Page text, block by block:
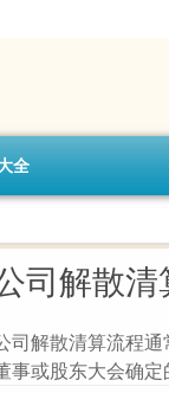
全
司解散清
司解散清算流程
事或股东大会确